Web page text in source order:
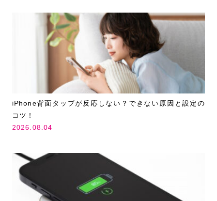
iPhone背面タップが反応しない？できない原因と設定の
コツ！
2026.08.04